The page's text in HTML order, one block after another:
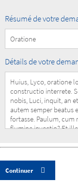
Summary
Request
Résumé de votre
Details
Request
Détails de votre